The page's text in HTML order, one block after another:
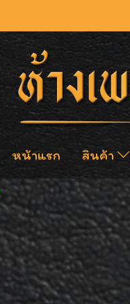
หน้าแรก สินค้า